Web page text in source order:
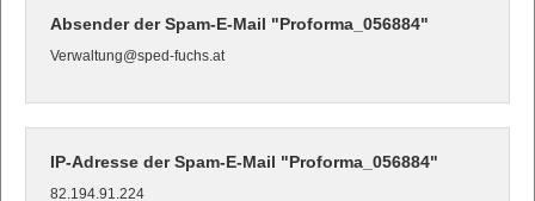
Absender der Spam-E-Mail "Proforma_056884"
Verwaltung@sped-fuchs.at
IP-Adresse der Spam-E-Mail "Proforma_056884"
82.194.91.224